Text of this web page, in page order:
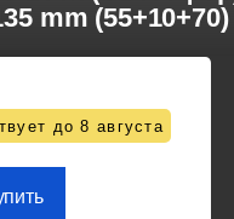
mm (55+10+70)
до 8 августа